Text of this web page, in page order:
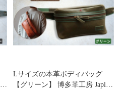
Lサイズの本革ボディバッグ
【グリーン】 博多革工房 Japlish